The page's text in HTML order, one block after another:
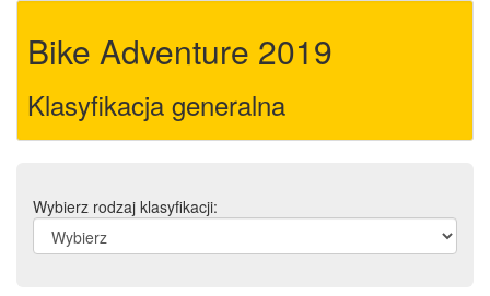
Bike Adventure 2019
Klasyfikacja generalna
Wybierz rodzaj klasyfikacji: